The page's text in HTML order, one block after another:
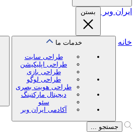
ایران وبر بستن
خانه
خدمات ما
طراحی سایت
طراحی اپلیکیشن
طراحی بازی
طراحی لوگو
طراحی هویت بصری
دیجیتال مارکتینگ
سئو
آکادمی ایران وبر
جستجو ...